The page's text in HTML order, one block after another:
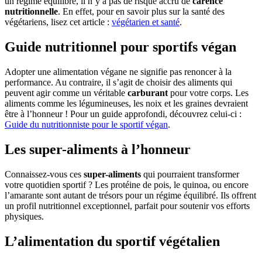
nutritionnelle. En effet, pour en savoir plus sur la santé des
végétariens, lisez cet article : végétarien et santé.
Guide nutritionnel pour sportifs végan
Adopter une alimentation végane ne signifie pas renoncer à la
performance. Au contraire, il s’agit de choisir des aliments qui
peuvent agir comme un véritable carburant pour votre corps. Les
aliments comme les légumineuses, les noix et les graines devraient
être à l’honneur ! Pour un guide approfondi, découvrez celui-ci :
Guide du nutritionniste pour le sportif végan.
Les super-aliments à l’honneur
Connaissez-vous ces super-aliments qui pourraient transformer
votre quotidien sportif ? Les protéine de pois, le quinoa, ou encore
l’amarante sont autant de trésors pour un régime équilibré. Ils offrent
un profil nutritionnel exceptionnel, parfait pour soutenir vos efforts
physiques.
L’alimentation du sportif végétalien